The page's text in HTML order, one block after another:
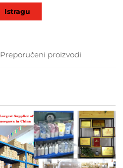
Istragu
Preporučeni proizvodi